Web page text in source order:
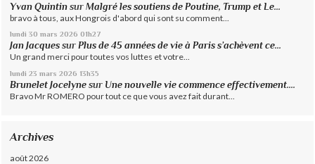
Yvan Quintin surMalgré les soutiens de Poutine, Trump et Le...
bravo à tous, aux Hongrois d'abord qui sont su comment...
lundi 30 mars 2026 01h27
Jan Jacques surPlus de 45 années de vie à Paris s’achèvent ce...
Un grand merci pour toutes vos luttes et votre...
lundi 23 mars 2026 13h35
Brunelet Jocelyne sur Une nouvelle vie commence effectivement....
Bravo Mr ROMERO pour tout ce que vous avez fait durant...
Archives
août 2026